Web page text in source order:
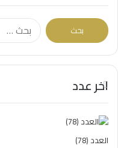
البحث
عن:
اخر عدد
العدد (78)